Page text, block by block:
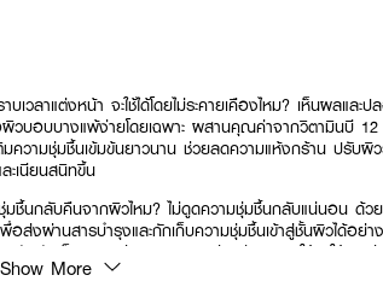
ลาแต่งหน้า จะใช้ได้โดยไม่ระคายเคืองไหม? เห็นผลและ
วบอบบางแพ้ง่ายโดยเฉพาะ ผสานคุณค่าจากวิตามินบี
มความชุ่มชื้นเข้มข้นยาวนาน ช่วยลดความแห้งกร้าน ปรับ
ะเนียนสนิทขึ้น
ชื้นกลับคืนจากผิวไหม? ไม่ดูดความชุ่มชื้นกลับแน่นอน ด้ว
อส่งผ่านสารบำรุงและกักเก็บความชุ่มชื้นเข้าสู่ชั้นผิวได้อย่
สัมผัสเย็นสบายผ่อนคลาย และช่วยรีเฟรชผิวใต้ตาให้ดูเปล่
Show More